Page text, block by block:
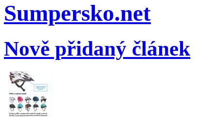
Sumpersko.net
Nově přidaný článek